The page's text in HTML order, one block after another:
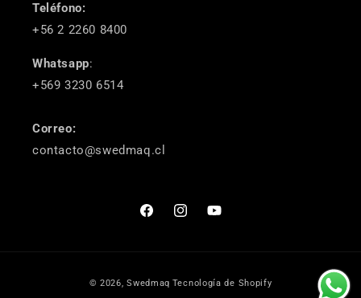
Teléfono:
+56 2 2260 8400
Whatsapp:
+569 3230 6514
Correo:
contacto@swedmaq.cl
FacebookInstagramYouTube
© 2026,Swedmaq Tecnología de Shopify